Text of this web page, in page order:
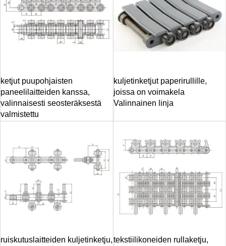
ketjut puupohjaisten
paneelilaitteiden kanssa,
valinnaisesti seosteräksestä
valmistettu
kuljetinketjut paperirullille,
joissa on voimakela
Valinnainen linja
ruiskutuslaitteiden kuljetinketju,tekstiilikoneiden rullaketju,